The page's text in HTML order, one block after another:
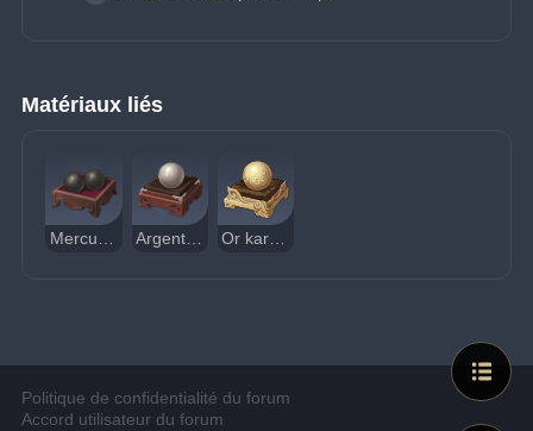
Matériaux liés
Politique de confidentialité du forum
Accord utilisateur du forum